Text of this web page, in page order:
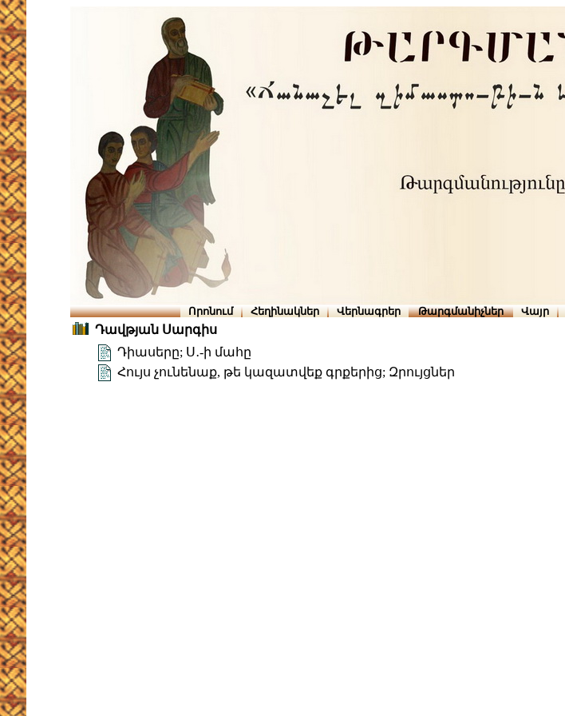
Որոնում Հեղինակներ Վերնագրեր Թարգմանիչներ Վայր
Դավթյան Սարգիս
Դիասերը; Ս․-ի մահը
Հույս չունենաք, թե կազատվեք գրքերից; Զրույցներ